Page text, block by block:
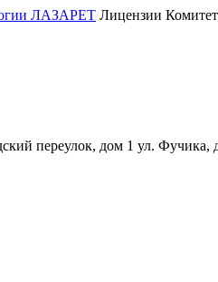
Лицензии
переулок, дом 1 ул. Фучика,